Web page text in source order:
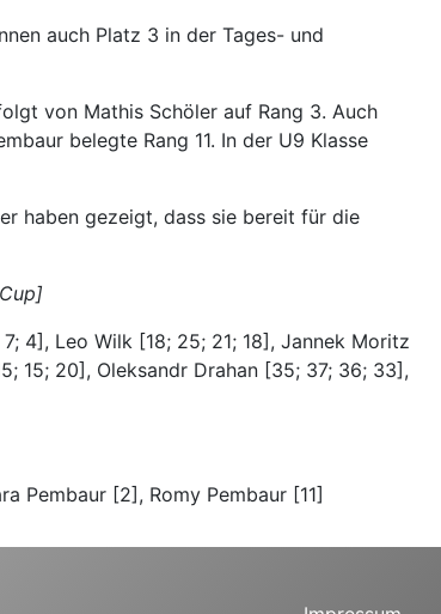
auch Platz 3 in der Tages- und
von Mathis Schöler auf Rang 3. Auch
belegte Rang 11. In der U9 Klasse
haben gezeigt, dass sie bereit für die
4], Leo Wilk [18; 25; 21; 18], Jannek Moritz
15; 20], Oleksandr Drahan [35; 37; 36; 33],
Pembaur [2], Romy Pembaur [11]